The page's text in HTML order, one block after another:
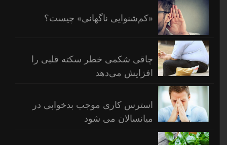
«کم‌شنوایی ناگهانی» چیست؟
چاقی شکمی خطر سکته قلبی را
افزایش می‌دهد
استرس کاری موجب بدخوابی در
میانسالان می شود